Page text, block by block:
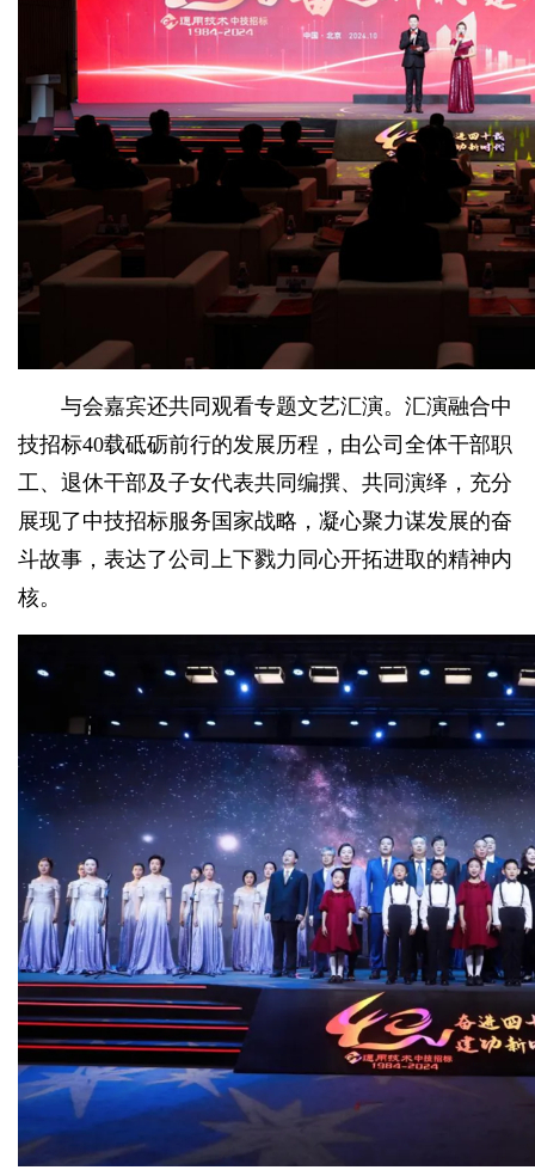
与会嘉宾还共同观看专题文艺汇演。汇演融合中
技招标40载砥砺前行的发展历程，由公司全体干部职
工、退休干部及子女代表共同编撰、共同演绎，充分
展现了中技招标服务国家战略，凝心聚力谋发展的奋
斗故事，表达了公司上下戮力同心开拓进取的精神内
核。